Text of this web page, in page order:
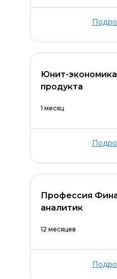
Юнит-
продукта
1 месяц
Профессия
аналитик
12 месяцев